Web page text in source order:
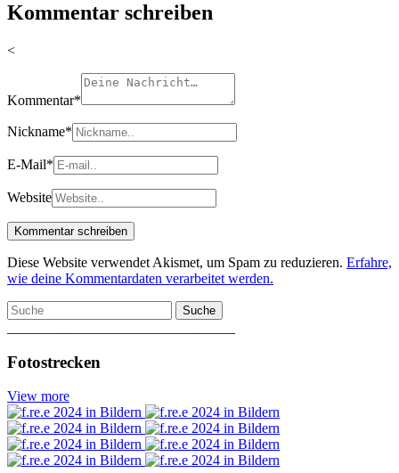
Kommentar schreiben
<
Kommentar*
Nickname*
E-Mail*
Website
Diese Website verwendet Akismet, um Spam zu reduzieren. Erfahre,
wie deine Kommentardaten verarbeitet werden.
Suche
Fotostrecken
View more